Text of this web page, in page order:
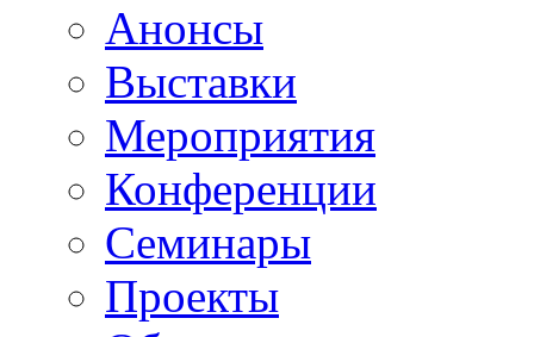
Анонсы
Выставки
Мероприятия
Конференции
Семинары
Проекты